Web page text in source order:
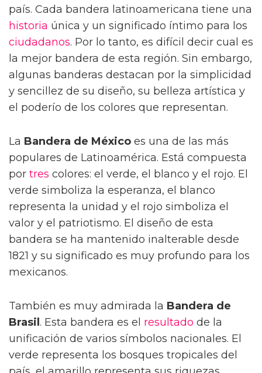
país. Cada bandera latinoamericana tiene una
historia única y un significado íntimo para los
ciudadanos. Por lo tanto, es difícil decir cual es
la mejor bandera de esta región. Sin embargo,
algunas banderas destacan por la simplicidad
y sencillez de su diseño, su belleza artística y
el poderío de los colores que representan.
La Bandera de México es una de las más
populares de Latinoamérica. Está compuesta
por tres colores: el verde, el blanco y el rojo. El
verde simboliza la esperanza, el blanco
representa la unidad y el rojo simboliza el
valor y el patriotismo. El diseño de esta
bandera se ha mantenido inalterable desde
1821 y su significado es muy profundo para los
mexicanos.
También es muy admirada la Bandera de
Brasil . Esta bandera es el resultado de la
unificación de varios símbolos nacionales. El
verde representa los bosques tropicales del